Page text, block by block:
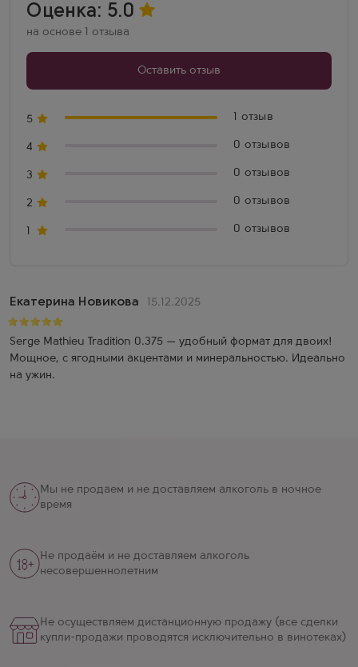
Екатерина Новикова 15.12.2025
Serge Mathieu Tradition 0.375 — удобный формат для двоих!
Мощное, с ягодными акцентами и минеральностью. Идеально
на ужин.
Оценка: 5.0
на основе 1 отзыва
Оставить отзыв
5 1 отзыв
4 0 отзывов
3 0 отзывов
2 0 отзывов
1 0 отзывов
Мы не продаем и не доставляем алкоголь в ночное
время
Не продаём и не доставляем алкоголь
несовершеннолетним
Не осуществляем дистанционную продажу (все сделки
купли-продажи проводятся исключительно в винотеках)